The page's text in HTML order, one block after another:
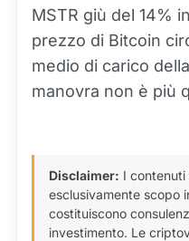
MSTR giù del 14%
prezzo di Bitcoin
medio di carico
manovra non è più
Disclaimer: I
esclusivamente scopo
costituiscono
investimento. Le